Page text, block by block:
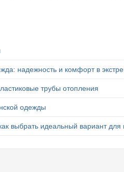
надежность и комфорт в
трубы отопления
одежды
выбрать идеальный вариант для